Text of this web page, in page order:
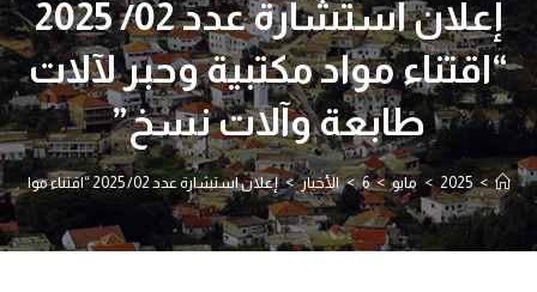
إعلان استشارة عدد 02/ 2025
“اقتناء مواد مكتبية وحبر لآلات
طابعة وآلات نسخ”
>
2025
> مايو >
6
> الأخبار > إعلان استشارة عدد 02/ 2025 “اقتناء مواد مكتبية وحبر لآلات طابعة وآلات نسخ”